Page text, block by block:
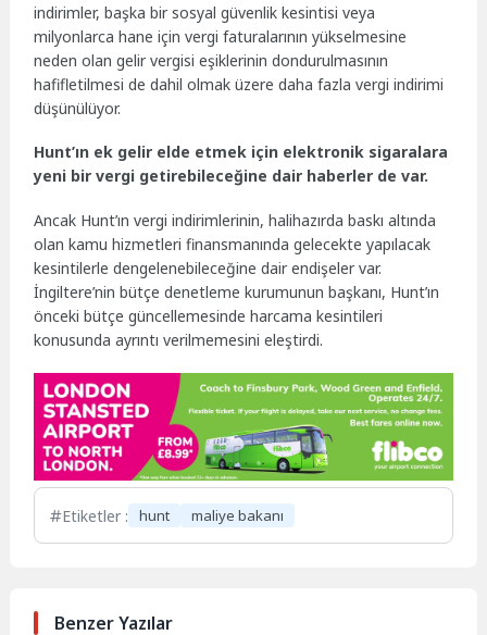
indirimler, başka bir sosyal güvenlik kesintisi veya
milyonlarca hane için vergi faturalarının yükselmesine
neden olan gelir vergisi eşiklerinin dondurulmasının
hafifletilmesi de dahil olmak üzere daha fazla vergi indirimi
düşünülüyor.
Hunt’ın ek gelir elde etmek için elektronik sigaralara
yeni bir vergi getirebileceğine dair haberler de var.
Ancak Hunt’ın vergi indirimlerinin, halihazırda baskı altında
olan kamu hizmetleri finansmanında gelecekte yapılacak
kesintilerle dengelenebileceğine dair endişeler var.
İngiltere’nin bütçe denetleme kurumunun başkanı, Hunt’ın
önceki bütçe güncellemesinde harcama kesintileri
konusunda ayrıntı verilmemesini eleştirdi.
Etiketler : hunt maliye bakanı
Benzer Yazılar